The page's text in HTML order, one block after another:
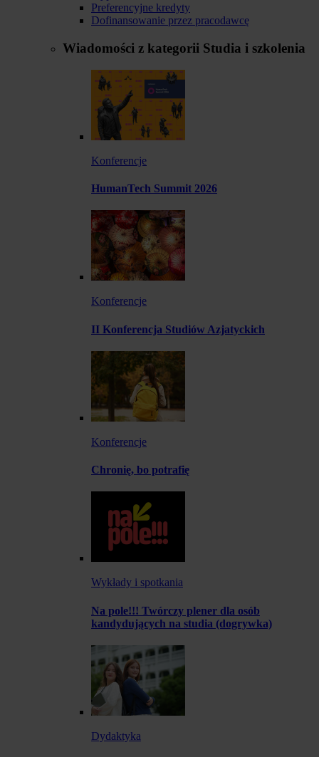
Preferencyjne kredyty
Dofinansowanie przez pracodawcę
Wiadomości z kategorii Studia i szkolenia
Konferencje
HumanTech Summit 2026
Konferencje
II Konferencja Studiów Azjatyckich
Konferencje
Chronię, bo potrafię
Wykłady i spotkania
Na pole!!! Twórczy plener dla osób
kandydujących na studia (dogrywka)
Dydaktyka